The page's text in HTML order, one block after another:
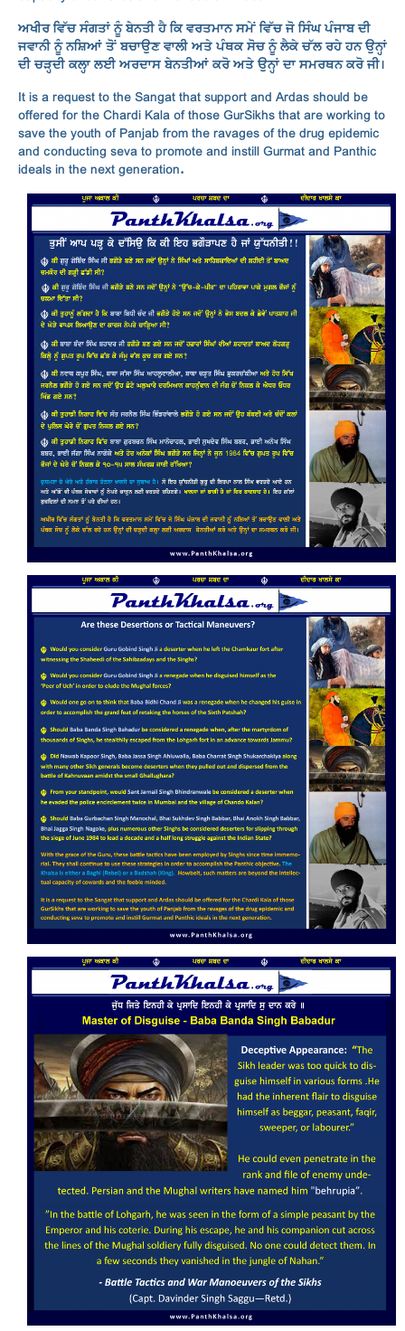
ਅਖੀਰ ਵਿੱਚ ਸੰਗਤਾਂ ਨੂੰ ਬੇਨਤੀ ਹੈ ਕਿ ਵਰਤਮਾਨ ਸਮੇਂ ਵਿੱਚ ਜੋ ਸਿੰਘ ਪੰਜਾਬ ਦੀ
ਜਵਾਨੀ ਨੂੰ ਨਸ਼ਿਆਂ ਤੋਂ ਬਚਾਉਣ ਵਾਲੀ ਅਤੇ ਪੰਥਕ ਸੋਚ ਨੂੰ ਲੈਕੇ ਚੱਲ ਰਹੇ ਹਨ ਉਨ੍ਹਾਂ
ਦੀ ਚੜ੍ਹਦੀ ਕਲ੍ਹਾ ਲਈ ਅਰਦਾਸ ਬੇਨਤੀਆਂ ਕਰੋ ਅਤੇ ਉਨ੍ਹਾਂ ਦਾ ਸਮਰਥਨ ਕਰੋ ਜੀ।
It is a request to the Sangat that support and Ardas should be
offered for the Chardi Kala of those GurSikhs that are working to
save the youth of Panjab from the ravages of the drug epidemic
and conducting seva to promote and instill Gurmat and Panthic
ideals in the next generation.